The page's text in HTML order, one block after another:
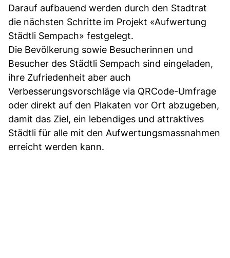
Darauf aufbauend werden durch den Stadtrat
die nächsten Schritte im Projekt «Aufwertung
Städtli Sempach» festgelegt.
Die Bevölkerung sowie Besucherinnen und
Besucher des Städtli Sempach sind eingeladen,
ihre Zufriedenheit aber auch
Verbesserungsvorschläge via QRCode-Umfrage
oder direkt auf den Plakaten vor Ort abzugeben,
damit das Ziel, ein lebendiges und attraktives
Städtli für alle mit den Aufwertungsmassnahmen
erreicht werden kann.